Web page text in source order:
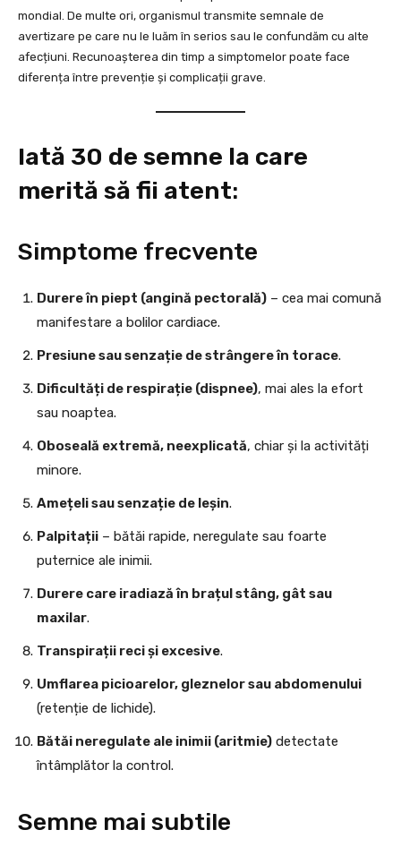
mondial. De multe ori, organismul transmite semnale de
avertizare pe care nu le luăm în serios sau le confundăm cu alte
afecțiuni. Recunoașterea din timp a simptomelor poate face
diferența între prevenție și complicații grave.
Iată 30 de semne la care
merită să fii atent:
Simptome frecvente
Durere în piept (angină pectorală) – cea mai comună
manifestare a bolilor cardiace.
Presiune sau senzație de strângere în torace.
Dificultăți de respirație (dispnee), mai ales la efort
sau noaptea.
Oboseală extremă, neexplicată, chiar și la activități
minore.
Amețeli sau senzație de leșin.
Palpitații – bătăi rapide, neregulate sau foarte
puternice ale inimii.
Durere care iradiază în brațul stâng, gât sau
maxilar.
Transpirații reci și excesive.
Umflarea picioarelor, gleznelor sau abdomenului
(retenție de lichide).
Bătăi neregulate ale inimii (aritmie) detectate
întâmplător la control.
Semne mai subtile